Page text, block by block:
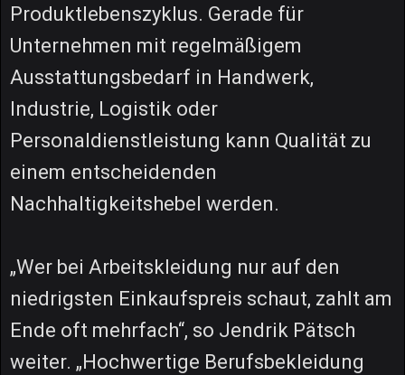
Produktlebenszyklus. Gerade für
Unternehmen mit regelmäßigem
Ausstattungsbedarf in Handwerk,
Industrie, Logistik oder
Personaldienstleistung kann Qualität zu
einem entscheidenden
Nachhaltigkeitshebel werden.
„Wer bei Arbeitskleidung nur auf den
niedrigsten Einkaufspreis schaut, zahlt am
Ende oft mehrfach“, so Jendrik Pätsch
weiter. „Hochwertige Berufsbekleidung